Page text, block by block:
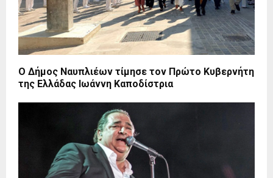
Ο Δήμος Ναυπλιέων τίμησε τον Πρώτο Κυβερνήτη
της Ελλάδας Ιωάννη Καποδίστρια